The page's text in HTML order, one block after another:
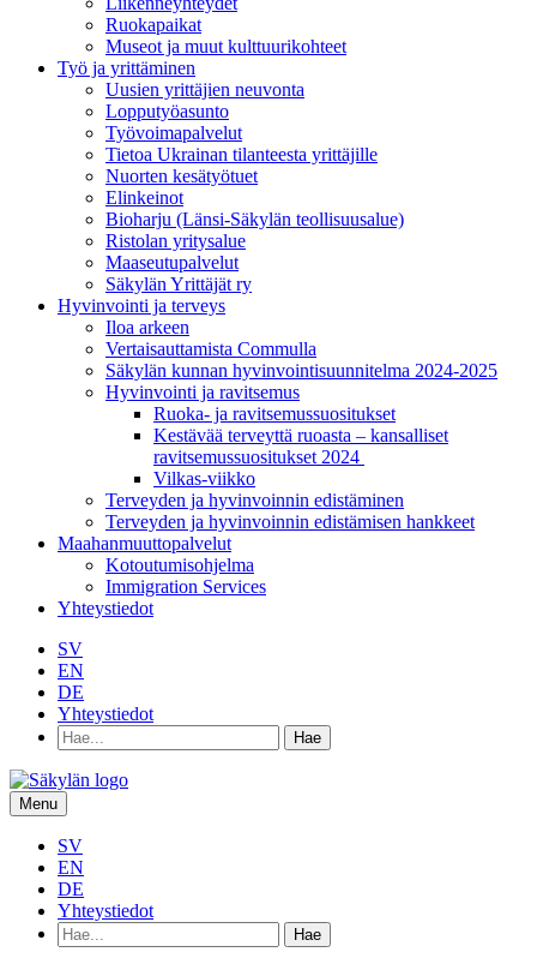
Ruokapaikat
Museot ja muut kulttuurikohteet
Työ ja yrittä­minen
Uusien yrittäjien neuvonta
Lopputyöasunto
Työvoimapalvelut
Tietoa Ukrainan tilanteesta yrittäjille
Nuorten kesätyötuet
Elinkeinot
Bioharju (Länsi-Säkylän teollisuusalue)
Ristolan yritysalue
Maaseutupalvelut
Säkylän Yrittäjät ry
Hyvinvointi ja terveys
Iloa arkeen
Vertaisauttamista Commulla
Säkylän kunnan hyvinvointisuunnitelma 2024-2025
Hyvinvointi ja ravitsemus
Ruoka- ja ravitsemussuositukset
Kestävää terveyttä ruoasta – kansalliset
ravitsemussuositukset 2024
Vilkas-viikko
Terveyden ja hyvinvoinnin edistäminen
Terveyden ja hyvinvoinnin edistämisen hankkeet
Maahanmuuttopalvelut
Kotoutumisohjelma
Immigration Services
Yhteystiedot
SV
EN
DE
Yhteystiedot
Hae
hakusanalla:
Menu
SV
EN
DE
Yhteystiedot
Hae
hakusanalla: